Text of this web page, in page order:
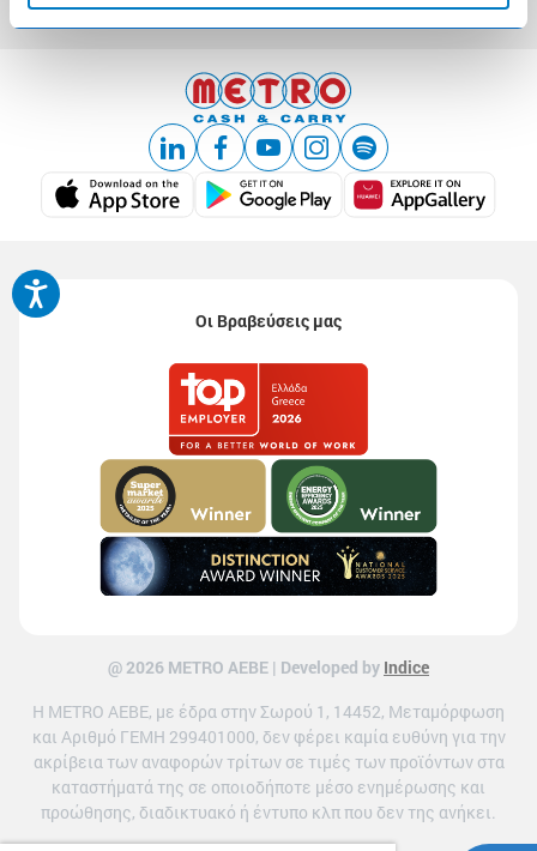
Οι Βραβεύσεις μας
@ 2026 ΜETRO AEBE | Developed by Indice
Η METRO ΑΕΒΕ, με έδρα στην Σωρού 1, 14452, Μεταμόρφωση
και Αριθμό ΓΕΜΗ 299401000, δεν φέρει καμία ευθύνη για την
ακρίβεια των αναφορών τρίτων σε τιμές των προϊόντων στα
καταστήματά της σε οποιοδήποτε μέσο ενημέρωσης και
προώθησης, διαδικτυακό ή έντυπο κλπ που δεν της ανήκει.